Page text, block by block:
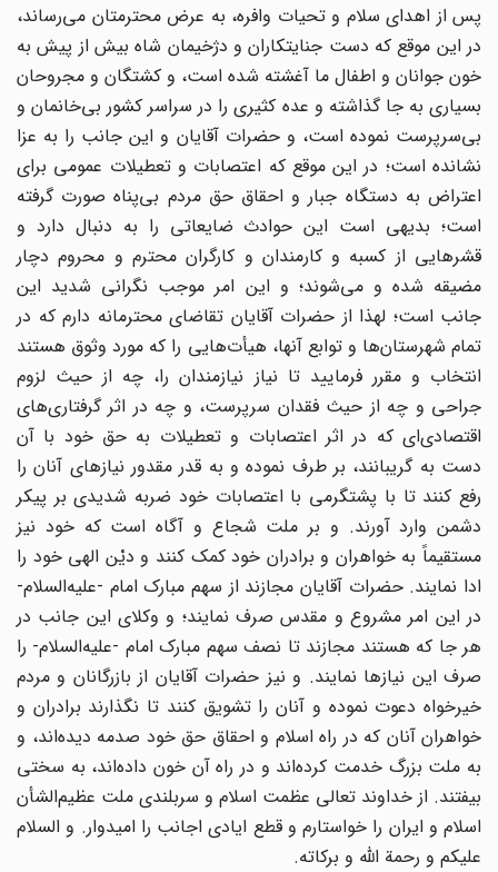
پس از اهدای سلام و تحیات وافره، به عرض محترمتان می‌رساند،
در این موقع که دست جنایتکاران و دژخیمان شاه بیش از پیش به
خون جوانان و اطفال ما آغشته شده است، و کشتگان و مجروحان
بسیاری به جا گذاشته و عده کثیری را در سراسر کشور بی‌خانمان و
بی‌سرپرست نموده است، و حضرات آقایان و این جانب را به عزا
نشانده است؛ در این موقع که اعتصابات و تعطیلات عمومی برای
اعتراض به دستگاه جبار و احقاق حق مردم بی‌پناه صورت گرفته
است؛ بدیهی است این حوادث ضایعاتی را به دنبال دارد و
قشرهایی از کسبه و کارمندان و کارگران محترم و محروم دچار
مضیقه شده و می‌شوند؛ و این امر موجب نگرانی شدید این
جانب است؛ لهذا از حضرات آقایان تقاضای محترمانه دارم که در
تمام شهرستان‌ها و توابع آنها، هیأت‌هایی را که مورد وثوق هستند
انتخاب و مقرر فرمایید تا نیاز نیازمندان را، چه از حیث لزوم
جراحی و چه از حیث فقدان سرپرست، و چه در اثر گرفتاری‌های
اقتصادی‌ای که در اثر اعتصابات و تعطیلات به حق خود با آن
دست به گریبانند، بر طرف نموده و به قدر مقدور نیازهای آنان را
رفع کنند تا با پشتگرمی با اعتصابات خود ضربه شدیدی بر پیکر
دشمن وارد آورند. و بر ملت شجاع و آگاه است که خود نیز
مستقیماً به خواهران و برادران خود کمک کنند و دیْن الهی خود را
ادا نمایند. حضرات آقایان مجازند از سهم مبارک امام -علیه‌السلام-
در این امر مشروع و مقدس صرف نمایند؛ و وکلای این جانب در
هر جا که هستند مجازند تا نصف سهم مبارک امام -علیه‌السلام- را
صرف این نیازها نمایند. و نیز حضرات آقایان از بازرگانان و مردم
خیرخواه دعوت نموده و آنان را تشویق کنند تا نگذارند برادران و
خواهران آنان که در راه اسلام و احقاق حق خود صدمه دیده‌اند، و
به ملت بزرگ خدمت کرده‌اند و در راه آن خون داده‌اند، به سختی
بیفتند. از خداوند تعالی عظمت اسلام و سربلندی ملت عظیم‌الشأن
اسلام و ایران را خواستارم و قطع ایادی اجانب را امیدوار. و السلام
علیکم و رحمة الله و برکاته.